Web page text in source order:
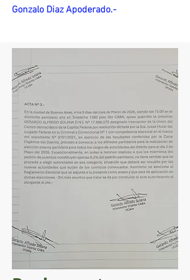
Gonzalo Diaz Apoderado.-